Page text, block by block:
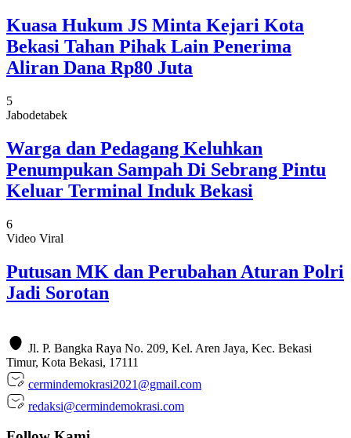
Kuasa Hukum JS Minta Kejari Kota
Bekasi Tahan Pihak Lain Penerima
Aliran Dana Rp80 Juta
5
Jabodetabek
Warga dan Pedagang Keluhkan
Penumpukan Sampah Di Sebrang Pintu
Keluar Terminal Induk Bekasi
6
Video Viral
Putusan MK dan Perubahan Aturan Polri
Jadi Sorotan
Jl. P. Bangka Raya No. 209, Kel. Aren Jaya, Kec. Bekasi
Timur, Kota Bekasi, 17111
cermindemokrasi2021@gmail.com
redaksi@cermindemokrasi.com